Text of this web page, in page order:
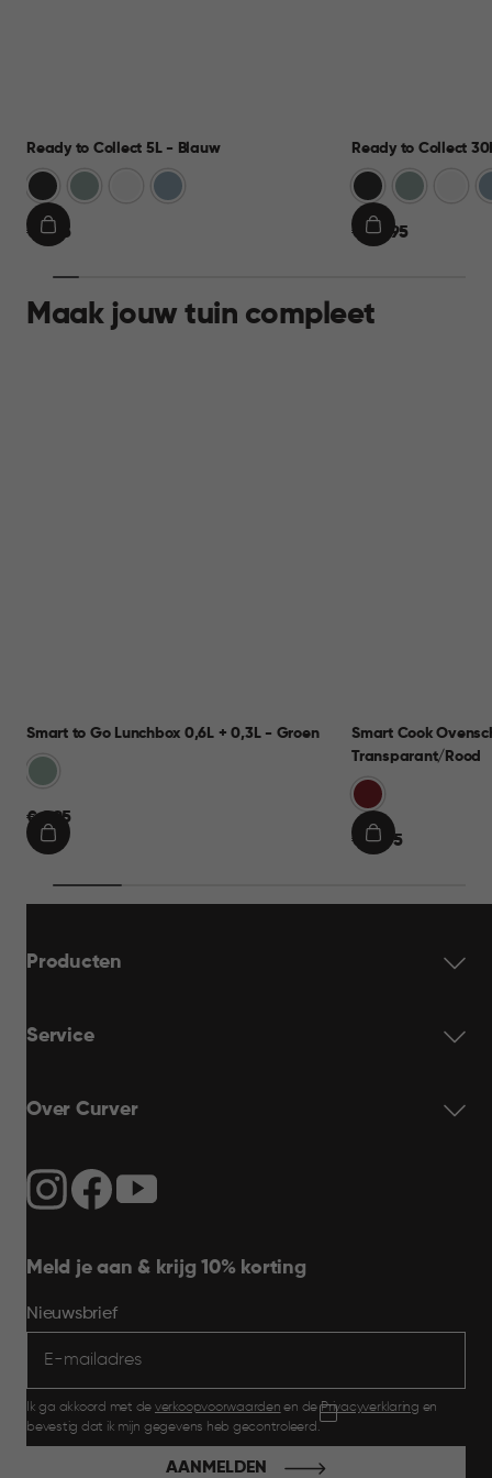
Ready to Collect 5L - Blauw
Donkergrijs
Groen Blauw
€€ 9,95
IN
Ready to Collect
Donkergrijs
Groen
€€ 24,95
IN
Maak jouw tuin compleet
Smart to Go Lunchbox 0,6L + 0,3L - Groen
Groen
€
9,95
€ 9,95
IN
Smart Cook
Transparant/Rood
Rood
€€ 19,95
IN
Producten
Service
Over Curver
Meld je aan & krijg 10% korting
Nieuwsbrief
Ik ga akkoord met de verkoopvoorwaarden en dePrivacyverklaring en
bevestig dat ik mijn gegevens heb gecontroleerd.
AANMELDEN